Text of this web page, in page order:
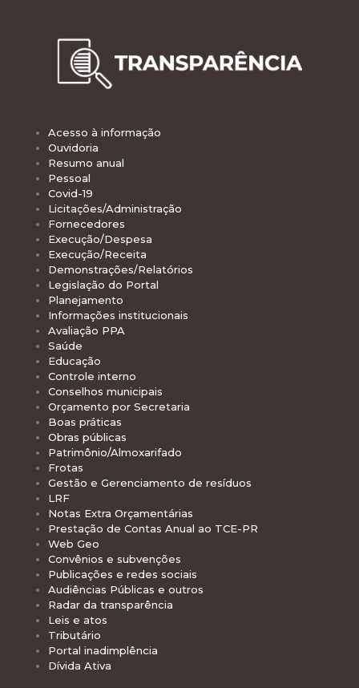
Acesso à informação
Ouvidoria
Resumo anual
Pessoal
Covid-19
Licitações/Administração
Fornecedores
Execução/Despesa
Execução/Receita
Demonstrações/Relatórios
Legislação do Portal
Planejamento
Informações institucionais
Avaliação PPA
Saúde
Educação
Controle interno
Conselhos municipais
Orçamento por Secretaria
Boas práticas
Obras públicas
Patrimônio/Almoxarifado
Frotas
Gestão e Gerenciamento de resíduos
LRF
Notas Extra Orçamentárias
Prestação de Contas Anual ao TCE-PR
Web Geo
Convênios e subvenções
Publicações e redes sociais
Audiências Públicas e outros
Radar da transparência
Leis e atos
Tributário
Portal inadimplência
Dívida Ativa